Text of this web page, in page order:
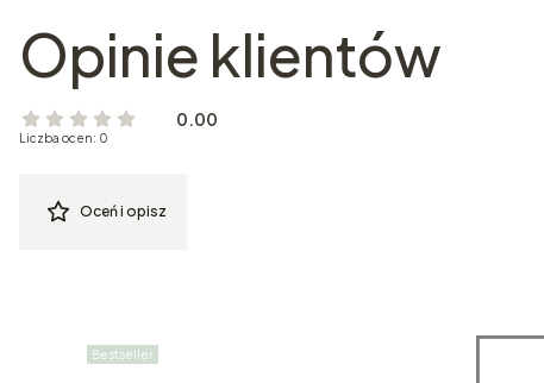
Opinie klientów
0.00
Liczba ocen: 0
Oceń i opisz
Bestseller